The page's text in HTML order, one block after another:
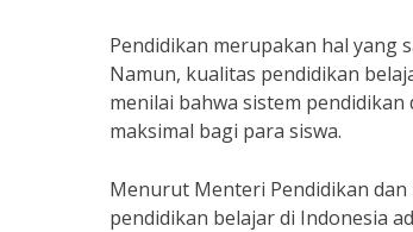
Pendidikan merupakan hal yang
Namun, kualitas pendidikan
menilai bahwa sistem
maksimal bagi para siswa.
Menurut Menteri Pendidikan
pendidikan belajar di Indonesia